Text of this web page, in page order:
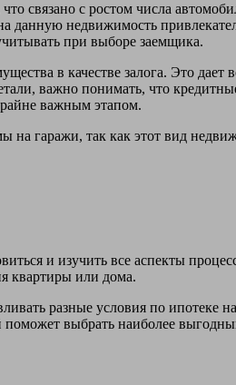
связано с ростом числа
данную недвижимость
при выборе заемщика.
в качестве залога. Это
важно понимать, что
важным этапом.
гаражи, так как этот вид
и изучить все аспекты
квартиры или дома.
разные условия по ипотеке
выбрать наиболее